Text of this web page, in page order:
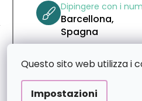
Questo sito web utilizza i
Impostazioni
Dipingere con i
Barcellona,
Spagna
a partire da